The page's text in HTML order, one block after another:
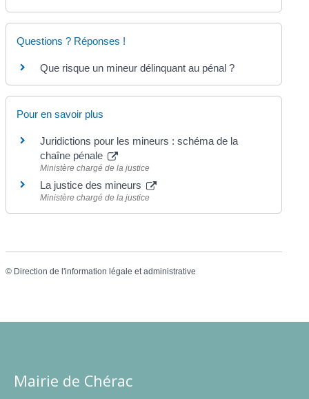
Questions ? Réponses !
Que risque un mineur délinquant au pénal ?
Pour en savoir plus
Juridictions pour les mineurs : schéma de la
chaîne pénale
Ministère chargé de la justice
La justice des mineurs
Ministère chargé de la justice
© Direction de l'information légale et administrative
Mairie de Chérac